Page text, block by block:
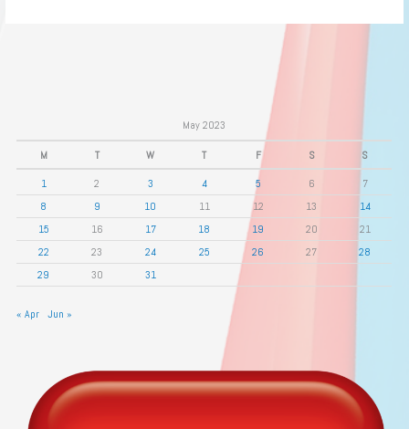
May 2023
M T W T F S S
1 2 3 4 5 6
7
8
9 10 11 12 13
14
15
16 17 18 19 20
21
22
23 24 25 26 27
28
29
30 31
« Apr Jun »